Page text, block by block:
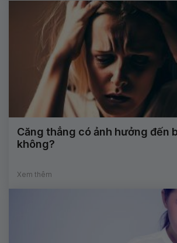
Căng thẳng có ảnh hưởng đến
không?
Xem thêm